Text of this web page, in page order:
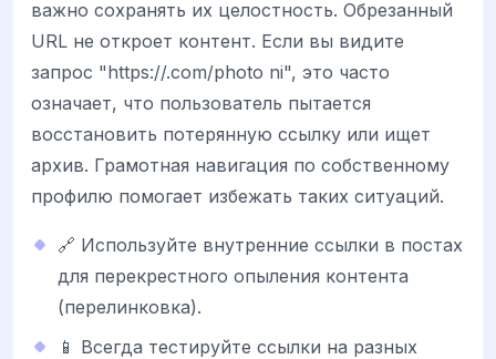
важно сохранять их целостность. Обрезанный
URL не откроет контент. Если вы видите
запрос "https://.com/photo ni", это часто
означает, что пользователь пытается
восстановить потерянную ссылку или ищет
архив. Грамотная навигация по собственному
профилю помогает избежать таких ситуаций.
🔗 Используйте внутренние ссылки в постах
для перекрестного опыления контента
(перелинковка).
📱 Всегда тестируйте ссылки на разных